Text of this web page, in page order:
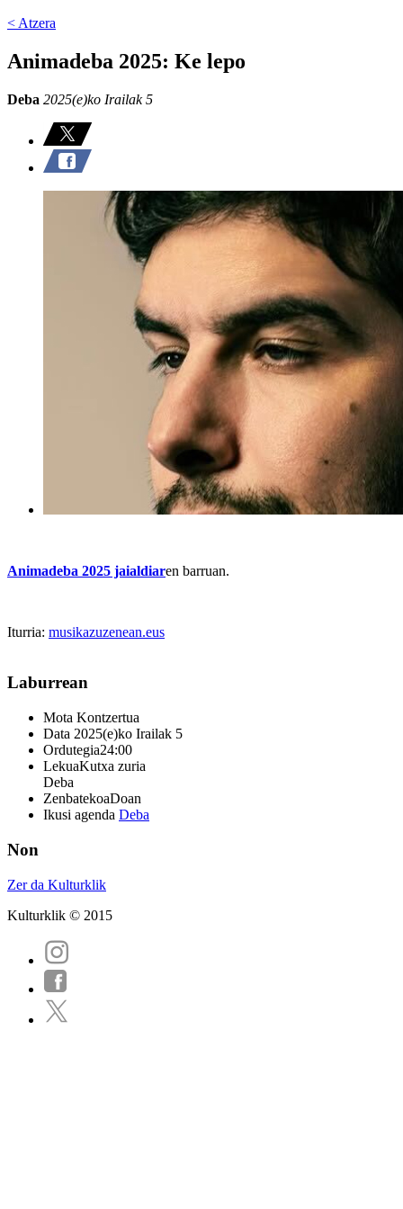
< Atzera
Animadeba 2025: Ke lepo
Deba 2025(e)ko Irailak 5
Animadeba 2025 jaialdiaren barruan.
Iturria: musikazuzenean.eus
Laburrean
Mota Kontzertua
Data 2025(e)ko Irailak 5
Ordutegia24:00
LekuaKutxa zuria
Deba
ZenbatekoaDoan
Ikusi agenda Deba
Non
Zer da Kulturklik
Kulturklik © 2015